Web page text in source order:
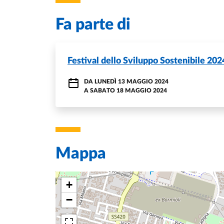
Fa parte di
Festival dello Sviluppo Sostenibile
DA LUNEDÌ 13 MAGGIO 2024
A SABATO 18 MAGGIO 2024
Mappa
+
−